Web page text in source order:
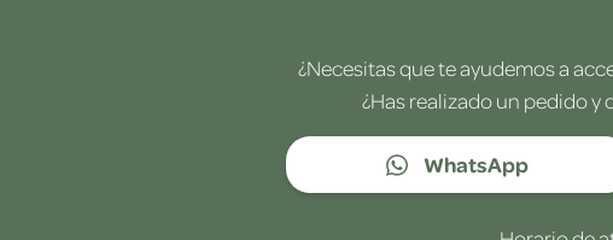
¿Necesitas que te ayudemos a
¿Has realizado un pedido
WhatsApp